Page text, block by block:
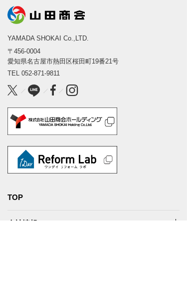
YAMADA SHOKAI Co.,LTD.
〒456-0004
愛知県名古屋市熱田区桜田町19番21号
TEL 052-871-9811
TOP
会社情報